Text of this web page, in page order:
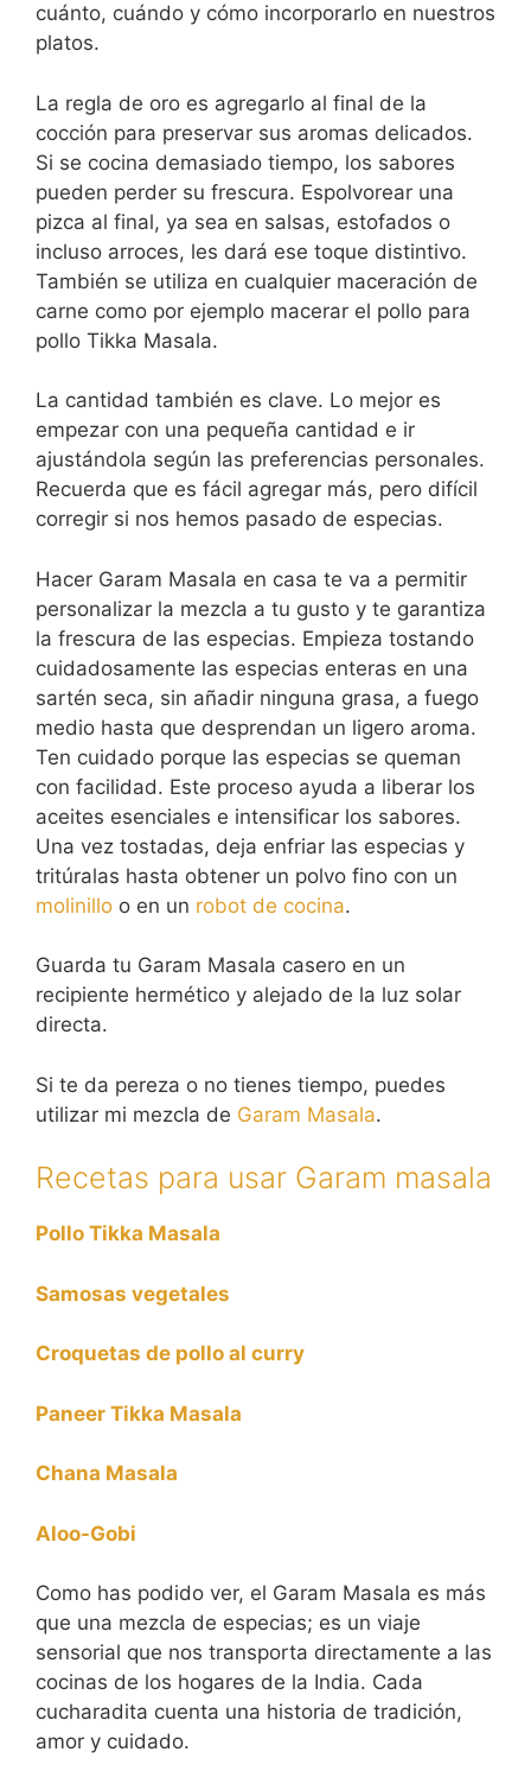
cuánto, cuándo y cómo incorporarlo en nuestros
platos.
La regla de oro es agregarlo al final de la
cocción para preservar sus aromas delicados.
Si se cocina demasiado tiempo, los sabores
pueden perder su frescura. Espolvorear una
pizca al final, ya sea en salsas, estofados o
incluso arroces, les dará ese toque distintivo.
También se utiliza en cualquier maceración de
carne como por ejemplo macerar el pollo para
pollo Tikka Masala.
La cantidad también es clave. Lo mejor es
empezar con una pequeña cantidad e ir
ajustándola según las preferencias personales.
Recuerda que es fácil agregar más, pero difícil
corregir si nos hemos pasado de especias.
Hacer Garam Masala en casa te va a permitir
personalizar la mezcla a tu gusto y te garantiza
la frescura de las especias. Empieza tostando
cuidadosamente las especias enteras en una
sartén seca, sin añadir ninguna grasa, a fuego
medio hasta que desprendan un ligero aroma.
Ten cuidado porque las especias se queman
con facilidad. Este proceso ayuda a liberar los
aceites esenciales e intensificar los sabores.
Una vez tostadas, deja enfriar las especias y
tritúralas hasta obtener un polvo fino con un
molinillo o en un robot de cocina.
Guarda tu Garam Masala casero en un
recipiente hermético y alejado de la luz solar
directa.
Si te da pereza o no tienes tiempo, puedes
utilizar mi mezcla de Garam Masala.
Recetas para usar Garam masala
Pollo Tikka Masala
Samosas vegetales
Croquetas de pollo al curry
Paneer Tikka Masala
Chana Masala
Aloo-Gobi
Como has podido ver, el Garam Masala es más
que una mezcla de especias; es un viaje
sensorial que nos transporta directamente a las
cocinas de los hogares de la India. Cada
cucharadita cuenta una historia de tradición,
amor y cuidado.